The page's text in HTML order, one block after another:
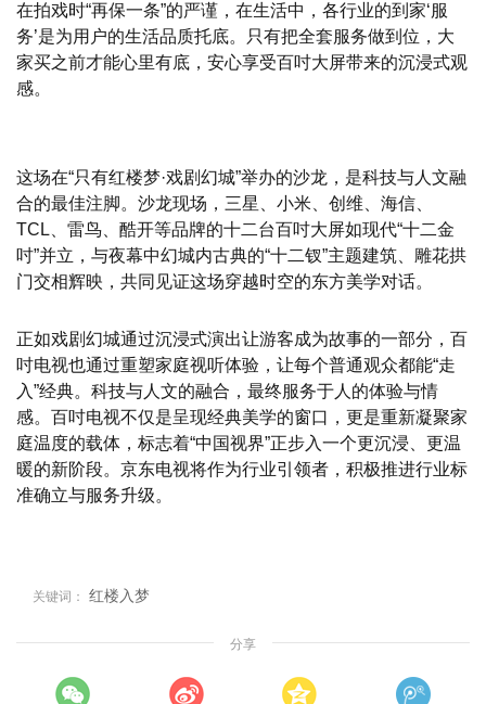
在拍戏时“再保一条”的严谨，在生活中，各行业的到家‘服
务’是为用户的生活品质托底。只有把全套服务做到位，大
家买之前才能心里有底，安心享受百吋大屏带来的沉浸式观
感。
这场在“只有红楼梦·戏剧幻城”举办的沙龙，是科技与人文融
合的最佳注脚。沙龙现场，三星、小米、创维、海信、
TCL、雷鸟、酷开等品牌的十二台百吋大屏如现代“十二金
吋”并立，与夜幕中幻城内古典的“十二钗”主题建筑、雕花拱
门交相辉映，共同见证这场穿越时空的东方美学对话。
正如戏剧幻城通过沉浸式演出让游客成为故事的一部分，百
吋电视也通过重塑家庭视听体验，让每个普通观众都能“走
入”经典。科技与人文的融合，最终服务于人的体验与情
感。百吋电视不仅是呈现经典美学的窗口，更是重新凝聚家
庭温度的载体，标志着“中国视界”正步入一个更沉浸、更温
暖的新阶段。京东电视将作为行业引领者，积极推进行业标
准确立与服务升级。
关键词： 红楼入梦
分享